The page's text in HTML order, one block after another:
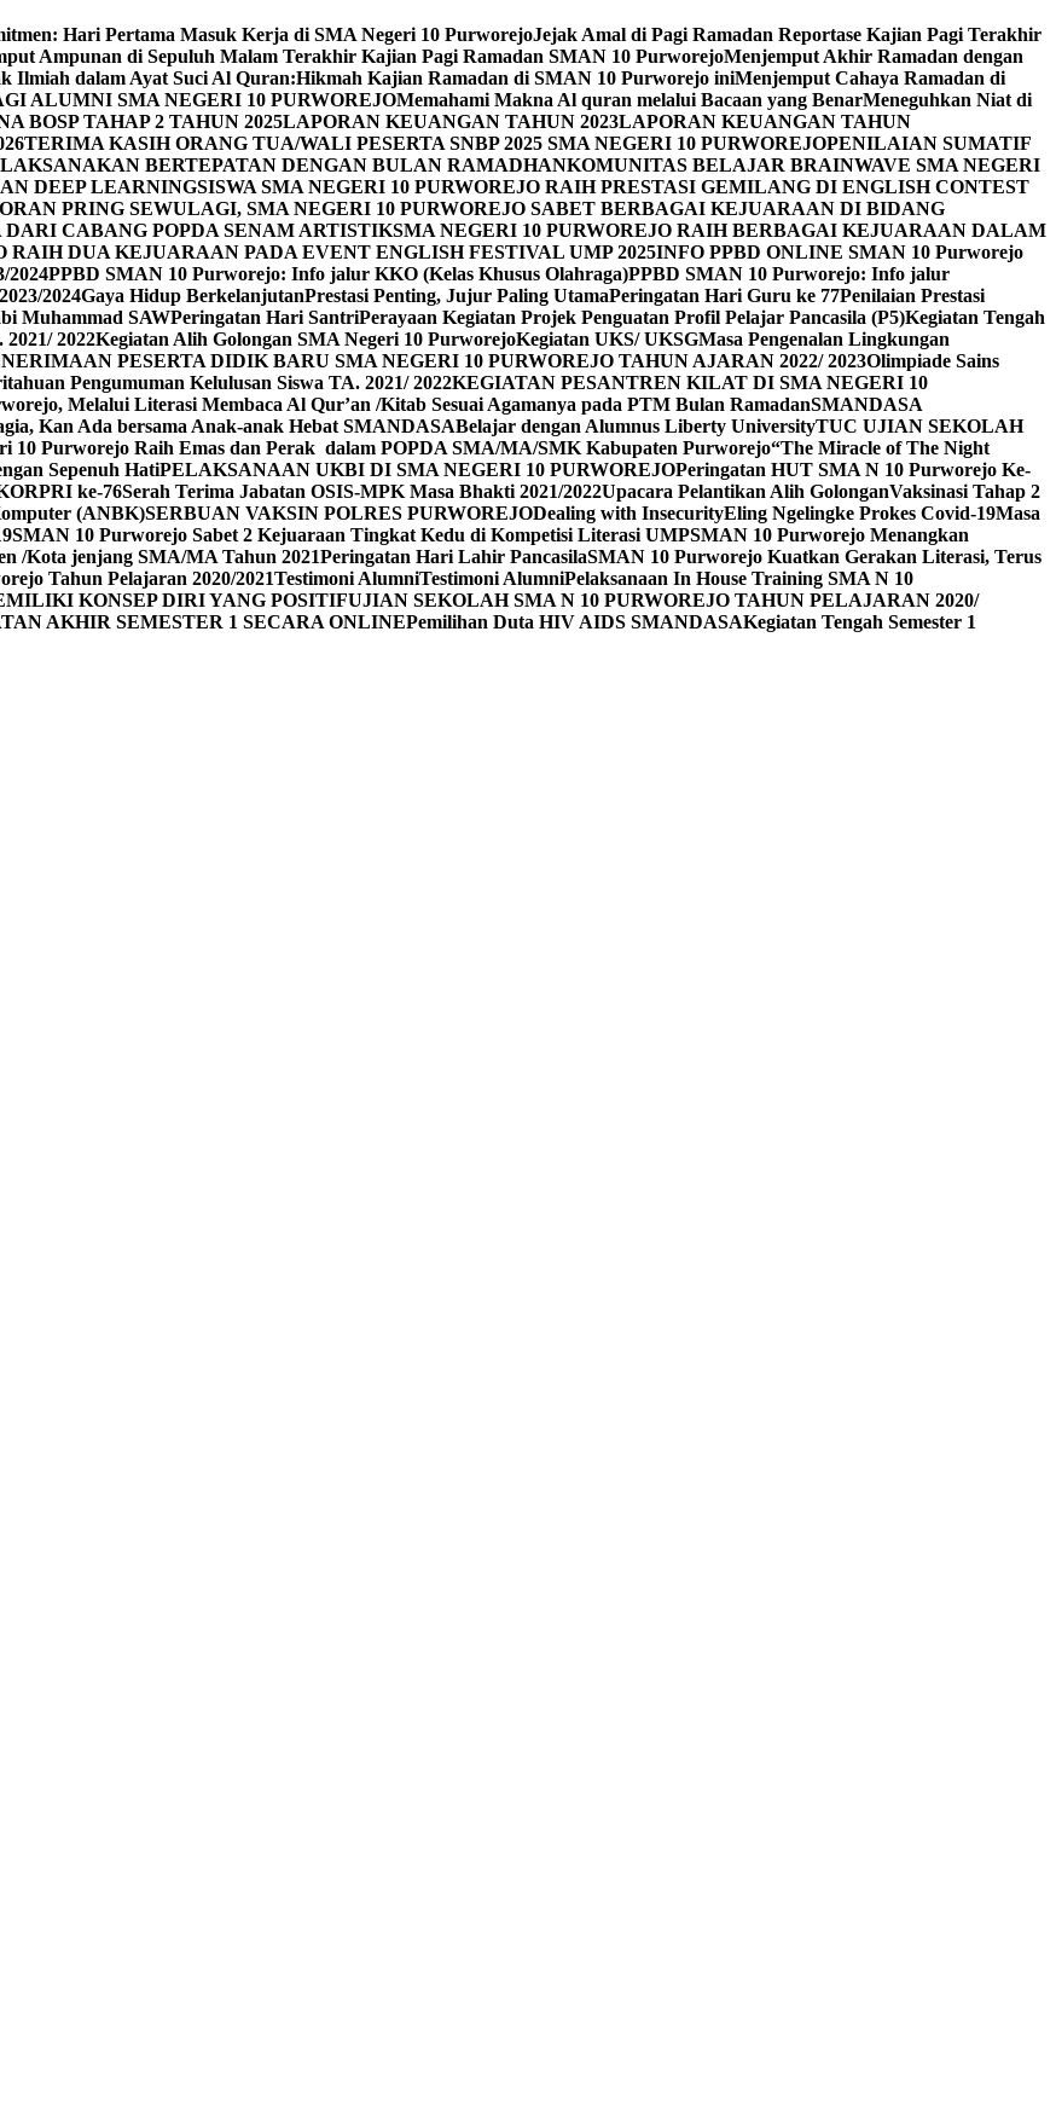
Hari Pertama Masuk Kerja di SMA Negeri 10 PurworejoJejak Amal di Pagi Ramadan Reportase Kajian Pagi Terakhir
Ampunan di Sepuluh Malam Terakhir Kajian Pagi Ramadan SMAN 10 PurworejoMenjemput Akhir Ramadan dengan
Ilmiah dalam Ayat Suci Al Quran:Hikmah Kajian Ramadan di SMAN 10 Purworejo iniMenjemput Cahaya Ramadan di
ALUMNI SMA NEGERI 10 PURWOREJOMemahami Makna Al quran melalui Bacaan yang BenarMeneguhkan Niat di
BOSP TAHAP 2 TAHUN 2025LAPORAN KEUANGAN TAHUN 2023LAPORAN KEUANGAN TAHUN
TERIMA KASIH ORANG TUA/WALI PESERTA SNBP 2025 SMA NEGERI 10 PURWOREJOPENILAIAN SUMATIF
BERTEPATAN DENGAN BULAN RAMADHANKOMUNITAS BELAJAR BRAINWAVE SMA NEGERI
DEEP LEARNINGSISWA SMA NEGERI 10 PURWOREJO RAIH PRESTASI GEMILANG DI ENGLISH CONTEST
PRING SEWULAGI, SMA NEGERI 10 PURWOREJO SABET BERBAGAI KEJUARAAN DI BIDANG
CABANG POPDA SENAM ARTISTIKSMA NEGERI 10 PURWOREJO RAIH BERBAGAI KEJUARAAN DALAM
RAIH DUA KEJUARAAN PADA EVENT ENGLISH FESTIVAL UMP 2025INFO PPBD ONLINE SMAN 10 Purworejo
2024PPBD SMAN 10 Purworejo: Info jalur KKO (Kelas Khusus Olahraga)PPBD SMAN 10 Purworejo: Info jalur
2024Gaya Hidup BerkelanjutanPrestasi Penting, Jujur Paling UtamaPeringatan Hari Guru ke 77Penilaian Prestasi
Muhammad SAWPeringatan Hari SantriPerayaan Kegiatan Projek Penguatan Profil Pelajar Pancasila (P5)Kegiatan Tengah
2022Kegiatan Alih Golongan SMA Negeri 10 PurworejoKegiatan UKS/ UKSGMasa Pengenalan Lingkungan
PESERTA DIDIK BARU SMA NEGERI 10 PURWOREJO TAHUN AJARAN 2022/ 2023Olimpiade Sains
Pengumuman Kelulusan Siswa TA. 2021/ 2022KEGIATAN PESANTREN KILAT DI SMA NEGERI 10
Melalui Literasi Membaca Al Qur’an /Kitab Sesuai Agamanya pada PTM Bulan RamadanSMANDASA
Kan Ada bersama Anak-anak Hebat SMANDASABelajar dengan Alumnus Liberty UniversityTUC UJIAN SEKOLAH
10 Purworejo Raih Emas dan Perak dalam POPDA SMA/MA/SMK Kabupaten Purworejo“The Miracle of The Night
Sepenuh HatiPELAKSANAAN UKBI DI SMA NEGERI 10 PURWOREJOPeringatan HUT SMA N 10 Purworejo Ke-
ke-76Serah Terima Jabatan OSIS-MPK Masa Bhakti 2021/2022Upacara Pelantikan Alih GolonganVaksinasi Tahap 2
(ANBK)SERBUAN VAKSIN POLRES PURWOREJODealing with InsecurityEling Ngelingke Prokes Covid-19Masa
SMAN 10 Purworejo Sabet 2 Kejuaraan Tingkat Kedu di Kompetisi Literasi UMPSMAN 10 Purworejo Menangkan
/Kota jenjang SMA/MA Tahun 2021Peringatan Hari Lahir PancasilaSMAN 10 Purworejo Kuatkan Gerakan Literasi, Terus
Tahun Pelajaran 2020/2021Testimoni AlumniTestimoni AlumniPelaksanaan In House Training SMA N 10
KONSEP DIRI YANG POSITIFUJIAN SEKOLAH SMA N 10 PURWOREJO TAHUN PELAJARAN 2020/
AKHIR SEMESTER 1 SECARA ONLINEPemilihan Duta HIV AIDS SMANDASAKegiatan Tengah Semester 1